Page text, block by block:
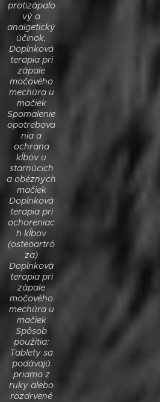
protizápalo
vý a
analgetický
účinok.
Doplnková
terapia pri
zápale
močového
mechúra u
mačiek
Spomalenie
opotrebova
nia a
ochrana
kĺbov u
starnúcich
a obéznych
mačiek
Doplnková
terapia pri
ochoreniac
h kĺbov
(osteoartró
za)
Doplnková
terapia pri
zápale
močového
mechúra u
mačiek
Spôsob
použitia:
Tablety sa
podávajú
priamo z
ruky alebo
rozdrvené